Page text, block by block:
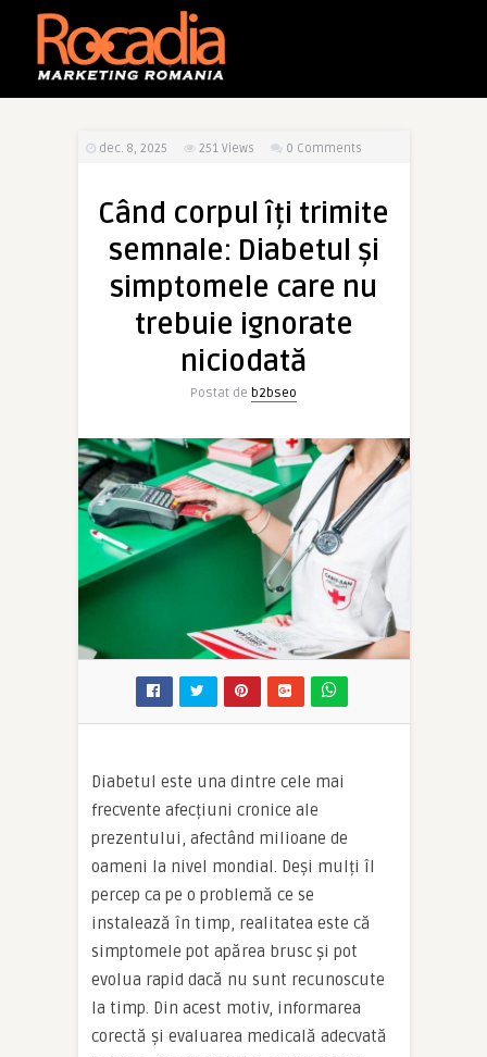
dec. 8, 2025 251 Views 0 Comments
Când corpul îți trimite
semnale: Diabetul și
simptomele care nu
trebuie ignorate
niciodată
Postat de b2bseo
Diabetul este una dintre cele mai
frecvente afecțiuni cronice ale
prezentului, afectând milioane de
oameni la nivel mondial. Deși mulți îl
percep ca pe o problemă ce se
instalează în timp, realitatea este că
simptomele pot apărea brusc și pot
evolua rapid dacă nu sunt recunoscute
la timp. Din acest motiv, informarea
corectă și evaluarea medicală adecvată